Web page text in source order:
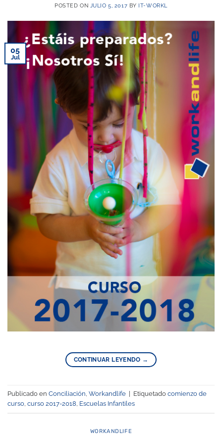
POSTED ON JULIO 5, 2017 BY IT-WORKL
05
Jul
CONTINUAR LEYENDO →
Publicado en Conciliación Workandlife Etiquetado comienzo de
curso curso 2017-2018 Escuelas Infantiles
WORKANDLIFE